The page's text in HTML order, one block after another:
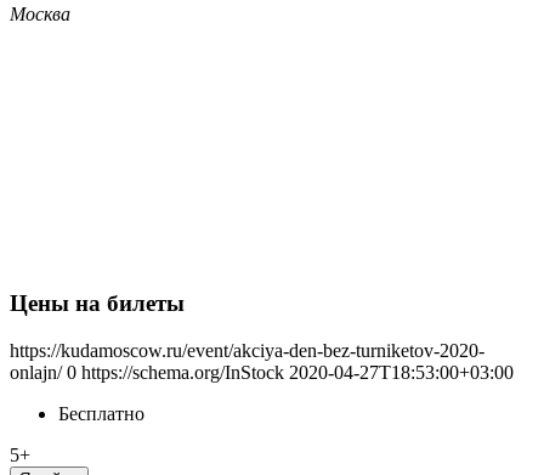
Москва
Цены на билеты
https://kudamoscow.ru/event/akciya-den-bez-turniketov-2020-
onlajn/ 0 https://schema.org/InStock 2020-04-27T18:53:00+03:00
Бесплатно
5+